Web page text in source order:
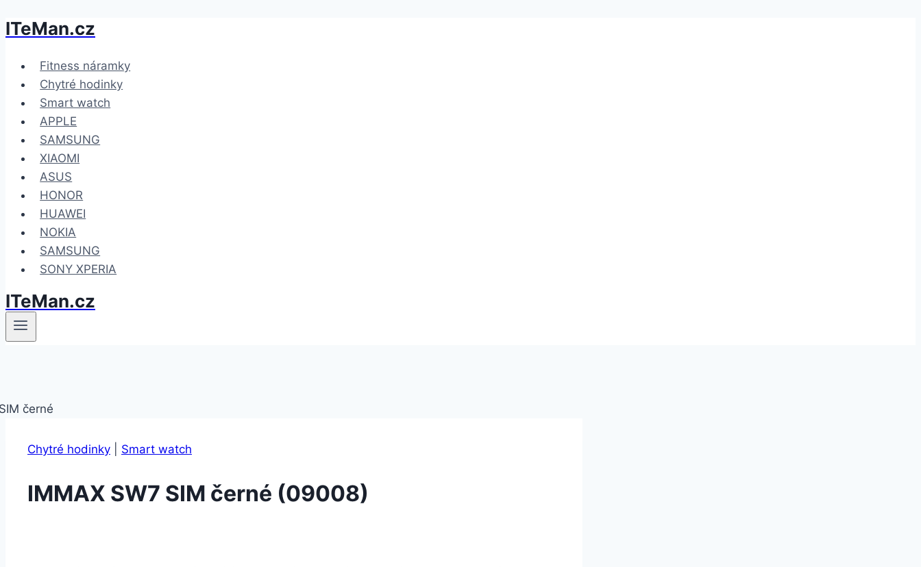
Přeskočit
obsah
ITeMan.cz
Fitness náramky
Chytré hodinky
Smart watch
APPLE
SAMSUNG
XIAOMI
ASUS
HONOR
HUAWEI
NOKIA
SAMSUNG
SONY XPERIA
ITeMan.cz
Chytré hodinky Smart watch
IMMAX SW7 SIM černé (09008)